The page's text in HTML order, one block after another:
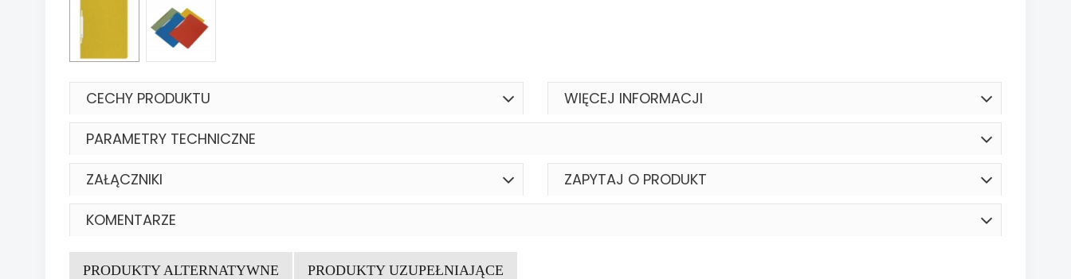
CECHY PRODUKTU WIĘCEJ INFORMACJI
PARAMETRY TECHNICZNE
ZAŁĄCZNIKI ZAPYTAJ O PRODUKT
KOMENTARZE
PRODUKTY ALTERNATYWNE PRODUKTY UZUPEŁNIAJĄCE